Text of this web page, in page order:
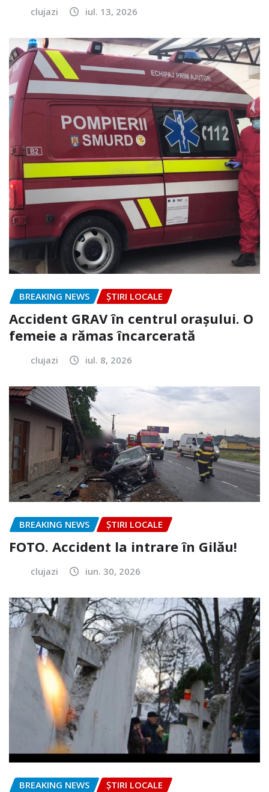
clujazi iul. 13, 2026
BREAKING NEWS ȘTIRI LOCALE
Accident GRAV în centrul orașului. O
femeie a rămas încarcerată
clujazi iul. 8, 2026
BREAKING NEWS ȘTIRI LOCALE
FOTO. Accident la intrare în Gilău!
clujazi iun. 30, 2026
BREAKING NEWS ȘTIRI LOCALE